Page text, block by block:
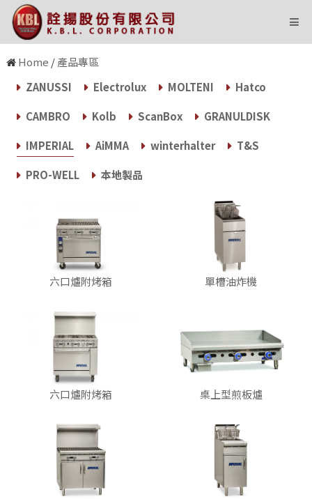
Home /產品專區
ZANUSSI
Electrolux MOLTENI
Hatco
CAMBRO
Kolb ScanBox
GRANULDISK
IMPERIAL
AiMMA winterhalter
T&S
PRO-WELL
本地製品
六口爐附烤箱 單槽油炸機
六口爐附烤箱 桌上型煎板爐